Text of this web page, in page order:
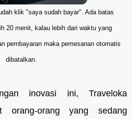
klik "saya sudah bayar". Ada batas
20 menit, kalau lebih dari waktu yang
pembayaran maka pemesanan otomatis
dibatalkan.
inovasi ini, Traveloka
orang-orang yang sedang